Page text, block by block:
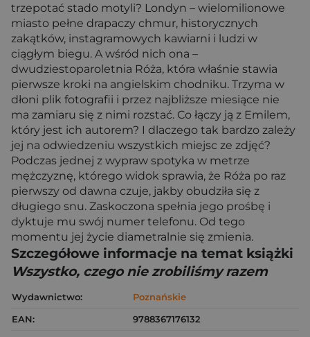
trzepotać stado motyli? Londyn – wielomilionowe
miasto pełne drapaczy chmur, historycznych
zakątków, instagramowych kawiarni i ludzi w
ciągłym biegu. A wśród nich ona –
dwudziestoparoletnia Róża, która właśnie stawia
pierwsze kroki na angielskim chodniku. Trzyma w
dłoni plik fotografii i przez najbliższe miesiące nie
ma zamiaru się z nimi rozstać. Co łączy ją z Emilem,
który jest ich autorem? I dlaczego tak bardzo zależy
jej na odwiedzeniu wszystkich miejsc ze zdjęć?
Podczas jednej z wypraw spotyka w metrze
mężczyznę, którego widok sprawia, że Róża po raz
pierwszy od dawna czuje, jakby obudziła się z
długiego snu. Zaskoczona spełnia jego prośbę i
dyktuje mu swój numer telefonu. Od tego
momentu jej życie diametralnie się zmienia.
Szczegółowe informacje na temat książki
Wszystko, czego nie zrobiliśmy razem
Wydawnictwo:
Poznańskie
EAN:
9788367176132